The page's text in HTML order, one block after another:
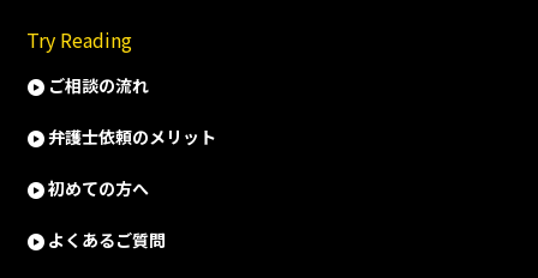
Try Reading
ご相談の流れ
弁護士依頼のメリット
初めての方へ
よくあるご質問